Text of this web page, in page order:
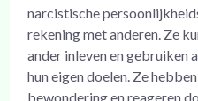
narcistische
rekening met anderen. Ze
ander inleven en gebruiken
hun eigen doelen. Ze
bewondering en reageren